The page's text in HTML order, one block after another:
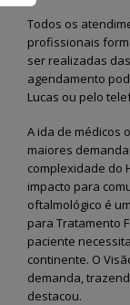
Todos os
profissionais
ser realizadas
agendamento
Lucas ou pelo
A ida de médicos
maiores
complexidade do
impacto para
oftalmológico é
para Tratamento
paciente
continente. O
demanda,
destacou.
Fernando
dar início ao